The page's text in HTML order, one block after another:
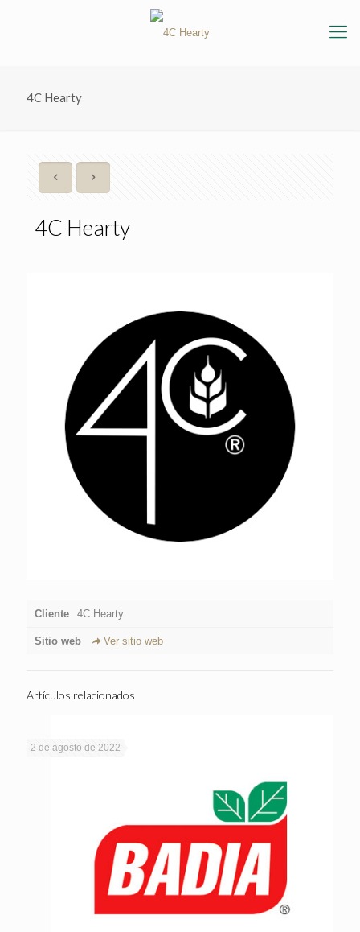
4C Hearty
4C Hearty
Cliente 4C Hearty
Sitio web Ver sitio web
Artículos relacionados
2 de agosto de 2022